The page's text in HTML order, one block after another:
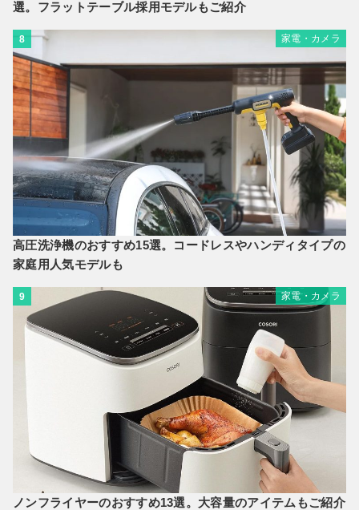
選。フラットテーブル採用モデルもご紹介
8 家電・カメラ
高圧洗浄機のおすすめ15選。コードレスやハンディタイプの
家庭用人気モデルも
9 家電・カメラ
ノンフライヤーのおすすめ13選。大容量のアイテムもご紹介